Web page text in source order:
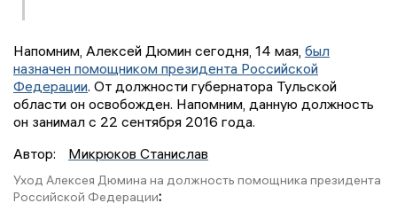
Напомним, Алексей Дюмин сегодня, 14 мая, был
назначен помощником президента Российской
Федерации. От должности губернатора Тульской
области он освобожден. Напомним, данную должность
он занимал с 22 сентября 2016 года.
Автор:
Микрюков Станислав
Уход Алексея Дюмина на должность помощника президента
Российской Федерации: